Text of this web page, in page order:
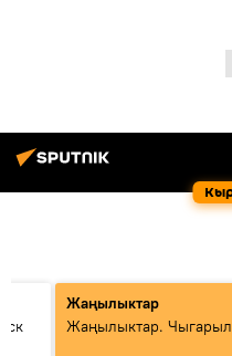
Жаңылыктар
Жаңылыктар.